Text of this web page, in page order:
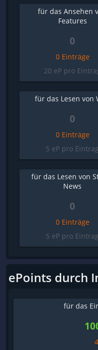
für das Ansehen
Features
0
0 Einträge
20 eP pro
für das Lesen von
0
0 Einträge
5 eP pro Eintrag
für das Lesen von
News
0
0 Einträge
5 eP pro Eintrag
ePoints durch
für das